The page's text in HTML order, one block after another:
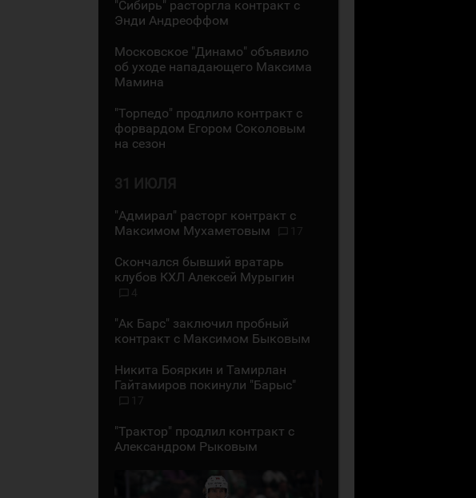
"Сибирь" расторгла контракт с
Энди Андреоффом
Московское "Динамо" объявило
об уходе нападающего Максима
Мамина
"Торпедо" продлило контракт с
форвардом Егором Соколовым
на сезон
31 ИЮЛЯ
"Адмирал" расторг контракт с
Максимом Мухаметовым
17
Скончался бывший вратарь
клубов КХЛ Алексей Мурыгин
4
"Ак Барс" заключил пробный
контракт с Максимом Быковым
Никита Бояркин и Тамирлан
Гайтамиров покинули "Барыс"
17
"Трактор" продлил контракт с
Александром Рыковым